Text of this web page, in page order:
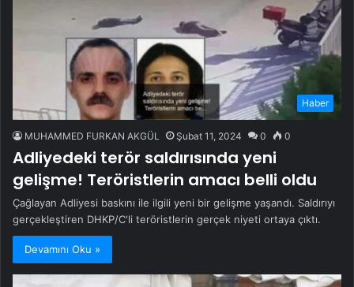
Haber
MUHAMMED FURKAN AKGÜL Şubat 11, 2024 0 0
Adliyedeki terör saldırısında yeni
gelişme! Teröristlerin amacı belli oldu
Çağlayan Adliyesi baskını ile ilgili yeni bir gelişme yaşandı. Saldırıyı
gerçekleştiren DHKP/C'li teröristlerin gerçek niyeti ortaya çıktı.
Devamını Oku »